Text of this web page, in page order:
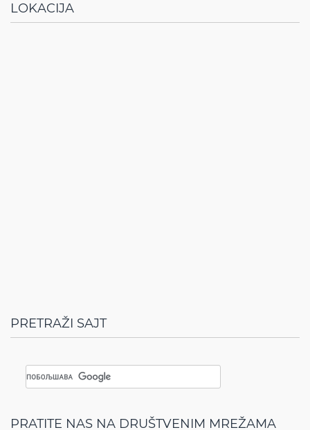
LOKACIJA
PRETRAŽI SAJT
PRATITE NAS NA DRUŠTVENIM MREŽAMA